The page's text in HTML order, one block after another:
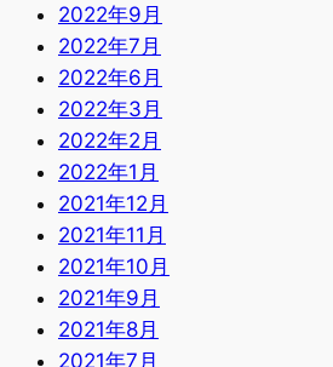
2022年9月
2022年7月
2022年6月
2022年3月
2022年2月
2022年1月
2021年12月
2021年11月
2021年10月
2021年9月
2021年8月
2021年7月